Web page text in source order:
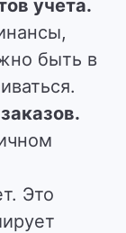
учета.
быть в
Это